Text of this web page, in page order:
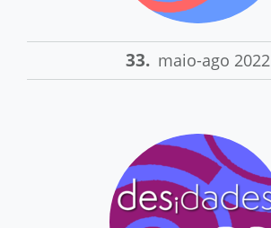
33. maio-ago 2022